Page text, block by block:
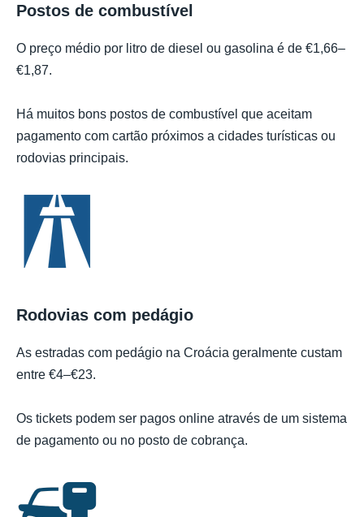
Postos de combustível
O preço médio por litro de diesel ou gasolina é de €1,66–
€1,87.
Há muitos bons postos de combustível que aceitam
pagamento com cartão próximos a cidades turísticas ou
rodovias principais.
Rodovias com pedágio
As estradas com pedágio na Croácia geralmente custam
entre €4–€23.
Os tickets podem ser pagos online através de um sistema
de pagamento ou no posto de cobrança.